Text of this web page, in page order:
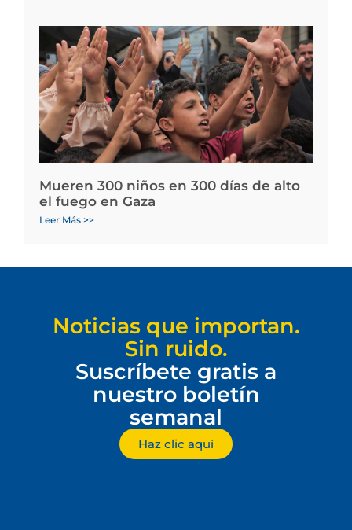
Mueren 300 niños en 300 días de alto
el fuego en Gaza
Leer Más >>
Noticias que importan.
Sin ruido.
Suscríbete gratis a
nuestro boletín
semanal
Haz clic aquí